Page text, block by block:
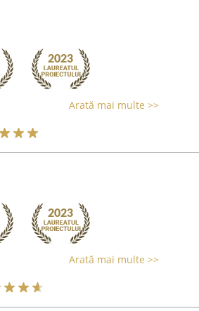
Arată mai multe >>
Arată mai multe >>